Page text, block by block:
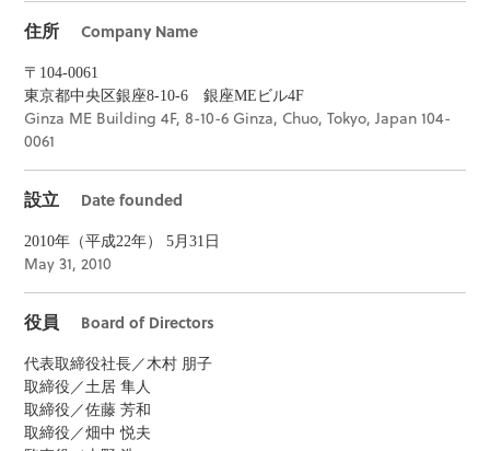
住所 Company Name
〒104-0061
東京都中央区銀座8-10-6 銀座MEビル4F
Ginza ME Building 4F, 8-10-6 Ginza, Chuo, Tokyo, Japan 104-
0061
設立 Date founded
2010年（平成22年） 5月31日
May 31, 2010
役員 Board of Directors
代表取締役社長／木村 朋子
取締役／土居 隼人
取締役／佐藤 芳和
取締役／畑中 悦夫